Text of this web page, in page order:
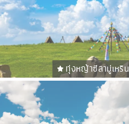
ทุ่งหญ้าซีลามู่เหริน